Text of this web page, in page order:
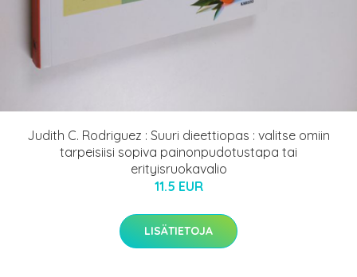
Judith C. Rodriguez : Suuri dieettiopas : valitse omiin
tarpeisiisi sopiva painonpudotustapa tai
erityisruokavalio
11.5 EUR
LISÄTIETOJA